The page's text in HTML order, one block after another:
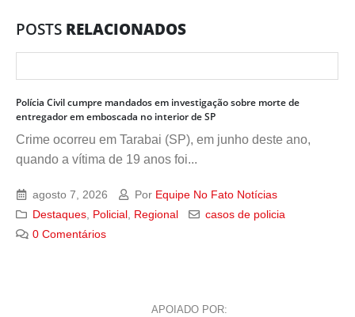
POSTS RELACIONADOS
Polícia Civil cumpre mandados em investigação sobre morte de
entregador em emboscada no interior de SP
Crime ocorreu em Tarabai (SP), em junho deste ano,
quando a vítima de 19 anos foi...
agosto 7, 2026 Por Equipe No Fato Notícias
Destaques, Policial, Regional
casos de policia
0 Comentários
APOIADO POR: